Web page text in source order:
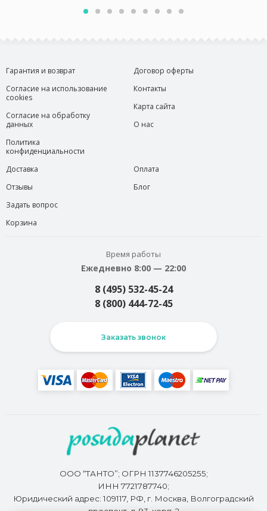
Гарантия и возврат
Согласие на использование
cookies
Согласие на обработку
данных
Политика
конфиденциальности
Договор оферты
Контакты
Карта сайта
О нас
Доставка
Отзывы
Задать вопрос
Корзина
Оплата
Блог
Время работы
Ежедневно 8:00 — 22:00
8 (495) 532-45-24
8 (800) 444-72-45
Заказать звонок
ООО “ТАНТО”; ОГРН 1137746205255;
ИНН 7721787740;
Юридический адрес: 109117, РФ, г. Москва, Волгоградский